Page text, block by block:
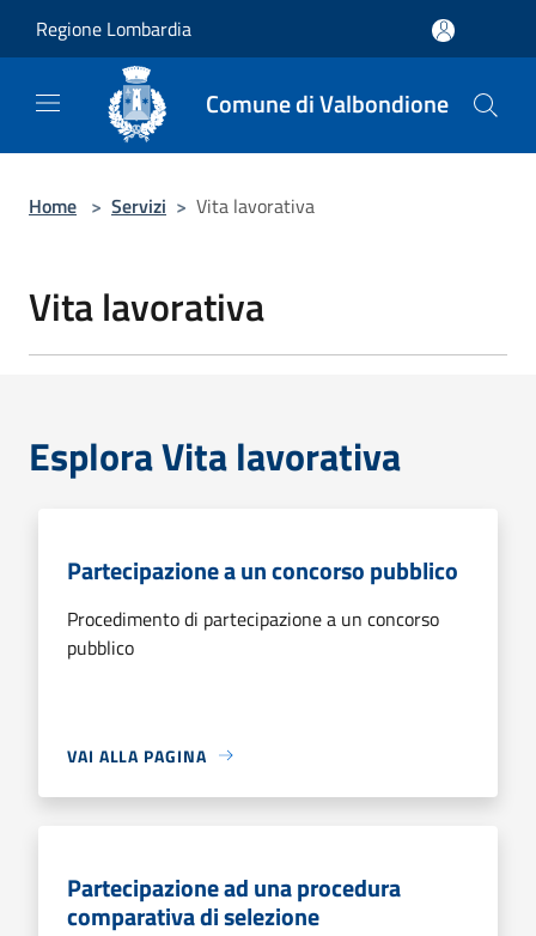
Regione Lombardia
Comune di Valbondione
Home > Servizi > Vita lavorativa
Vita lavorativa
Esplora Vita lavorativa
Partecipazione a un concorso pubblico
Procedimento di partecipazione a un concorso
pubblico
VAI ALLA PAGINA
Partecipazione ad una procedura
comparativa di selezione